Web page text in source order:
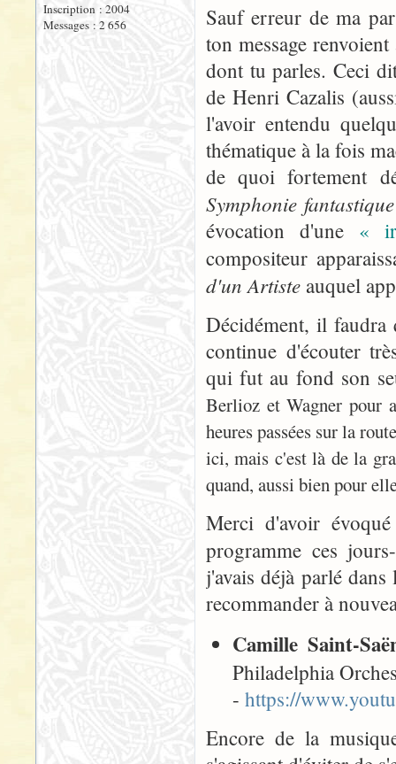
Inscription : 2004
Messages : 2 656
Sauf erreur de ma
ton message
dont tu parles. Ceci
de Henri Cazalis
l'avoir entendu
thématique à la fois
de quoi fortement
Symphonie fantastique
évocation d'une «
compositeur
d'un Artiste auquel
Décidément, il
continue d'écouter
qui fut au fond son
Berlioz et Wagner pour
heures passées sur la
ici, mais c'est là de la
quand, aussi bien pour
Merci d'avoir
programme ces
j'avais déjà parlé
recommander à
Camille Saint-
Philadelphia
- https://
Encore de la